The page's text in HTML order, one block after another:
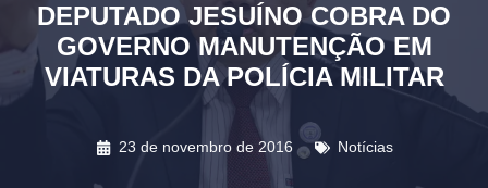
DEPUTADO JESUÍNO COBRA DO
GOVERNO MANUTENÇÃO EM
VIATURAS DA POLÍCIA MILITAR
23 de novembro de 2016 Notícias